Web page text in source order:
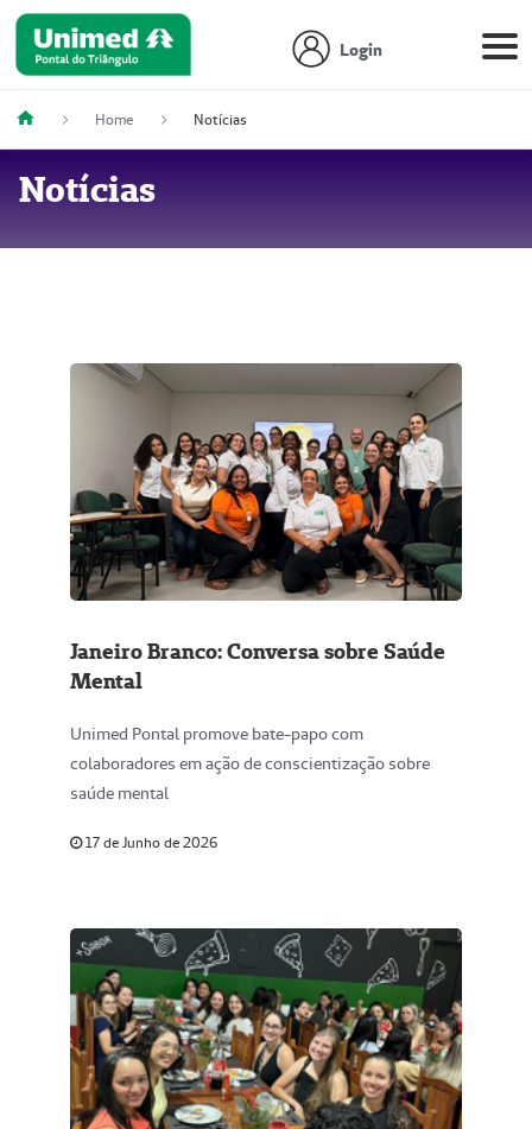
Login
Home Notícias
Notícias
Janeiro Branco: Conversa sobre Saúde
Mental
Unimed Pontal promove bate-papo com
colaboradores em ação de conscientização sobre
saúde mental
17 de Junho de 2026